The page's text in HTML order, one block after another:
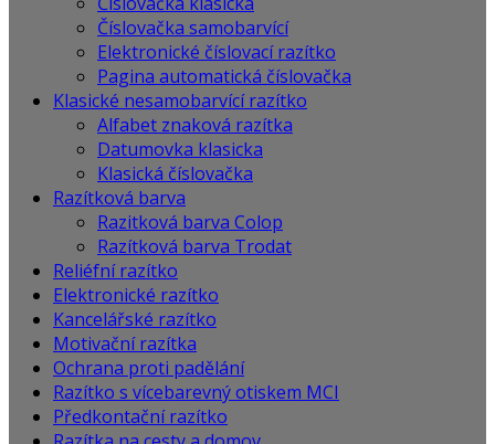
Číslovačka samobarvící
Elektronické číslovací razítko
Pagina automatická číslovačka
Klasické nesamobarvící razítko
Alfabet znaková razítka
Datumovka klasicka
Klasická číslovačka
Razítková barva
Razitková barva Colop
Razítková barva Trodat
Reliéfní razítko
Elektronické razítko
Kancelářské razítko
Motivační razítka
Ochrana proti padělání
Razítko s vícebarevný otiskem MCI
Předkontační razítko